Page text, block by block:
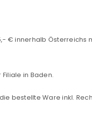
€ innerhalb Österreichs
in Baden.
bestellte Ware inkl.